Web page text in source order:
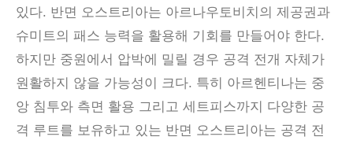
있다. 반면 오스트리아는 아르나우토비치의 제공권과
슈미트의 패스 능력을 활용해 기회를 만들어야 한다.
하지만 중원에서 압박에 밀릴 경우 공격 전개 자체가
원활하지 않을 가능성이 크다. 특히 아르헨티나는 중
앙 침투와 측면 활용 그리고 세트피스까지 다양한 공
격 루트를 보유하고 있는 반면 오스트리아는 공격 전